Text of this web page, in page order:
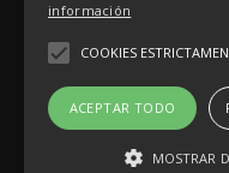
información
COOKIES
ACEPTAR TODO
MOSTRAR